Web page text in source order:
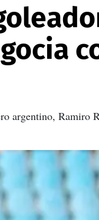
argentino, Ramiro